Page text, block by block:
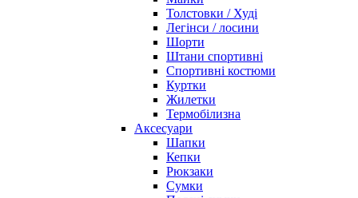
Толстовки / Худі
Легінси / лосини
Шорти
Штани спортивні
Спортивні костюми
Куртки
Жилетки
Термобілизна
Аксесуари
Шапки
Кепки
Рюкзаки
Сумки